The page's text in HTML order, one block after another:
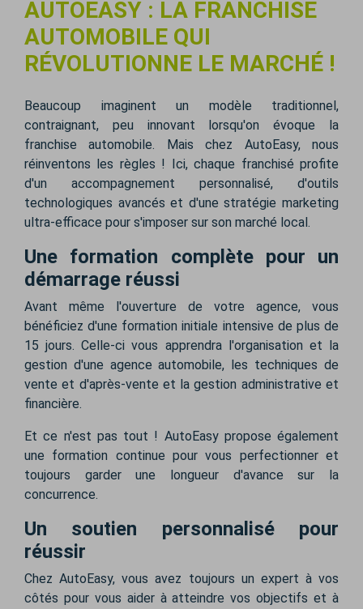
AUTOEASY : LA FRANCHISE
AUTOMOBILE QUI
RÉVOLUTIONNE LE MARCHÉ !
Beaucoup imaginent un modèle traditionnel,
contraignant, peu innovant lorsqu'on évoque la
franchise automobile. Mais chez AutoEasy, nous
réinventons les règles ! Ici, chaque franchisé profite
d'un accompagnement personnalisé, d'outils
technologiques avancés et d'une stratégie marketing
ultra-efficace pour s'imposer sur son marché local.
Une formation complète pour un
démarrage réussi
Avant même l'ouverture de votre agence, vous
bénéficiez d'une formation initiale intensive de plus de
15 jours. Celle-ci vous apprendra l'organisation et la
gestion d'une agence automobile, les techniques de
vente et d'après-vente et la gestion administrative et
financière.
Et ce n'est pas tout ! AutoEasy propose également
une formation continue pour vous perfectionner et
toujours garder une longueur d'avance sur la
concurrence.
Un soutien personnalisé pour
réussir
Chez AutoEasy, vous avez toujours un expert à vos
côtés pour vous aider à atteindre vos objectifs et à